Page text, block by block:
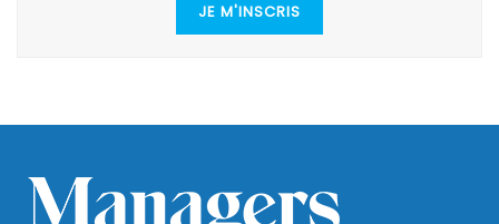
JE M'INSCRIS